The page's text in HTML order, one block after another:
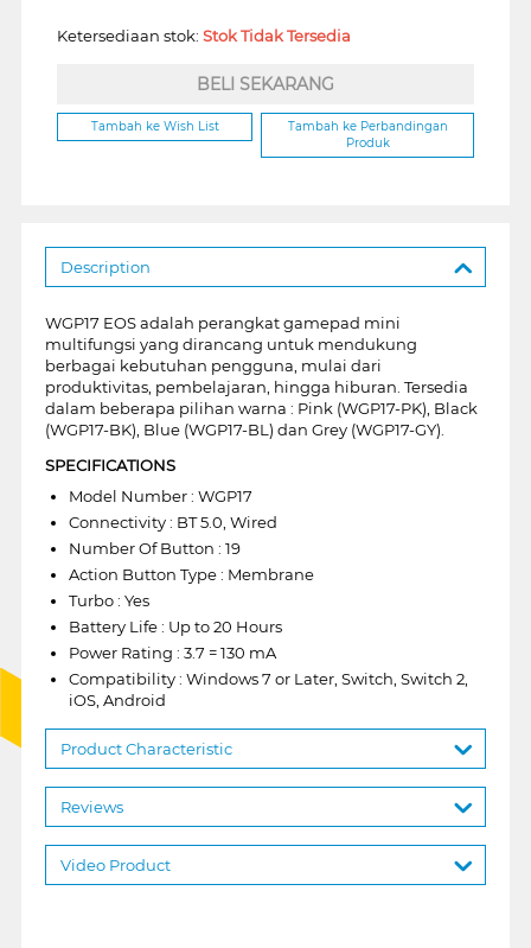
Ketersediaan stok: Stok Tidak Tersedia
BELI SEKARANG
Tambah ke Wish List
Tambah ke Perbandingan
Produk
Description
WGP17 EOS adalah perangkat gamepad mini
multifungsi yang dirancang untuk mendukung
berbagai kebutuhan pengguna, mulai dari
produktivitas, pembelajaran, hingga hiburan. Tersedia
dalam beberapa pilihan warna : Pink (WGP17-PK), Black
(WGP17-BK), Blue (WGP17-BL) dan Grey (WGP17-GY).
SPECIFICATIONS
Model Number : WGP17
Connectivity : BT 5.0, Wired
Number Of Button : 19
Action Button Type : Membrane
Turbo : Yes
Battery Life : Up to 20 Hours
Power Rating : 3.7 = 130 mA
Compatibility : Windows 7 or Later, Switch, Switch 2,
iOS, Android
Product Characteristic
Reviews
Video Product